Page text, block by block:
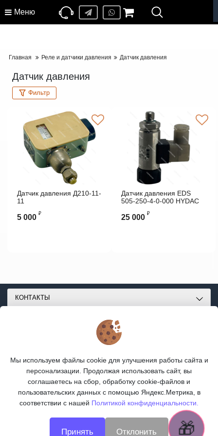
Меню
Главная Реле и датчики давления Датчик давления
Датчик давления
Фильтр
Датчик давления Д210-11-
11
5 000 ₽
Датчик давления EDS
505-250-4-0-000 HYDAC
25 000 ₽
КОНТАКТЫ
МЫ В СОЦСЕТЯХ:
Мы используем файлы cookie для улучшения работы сайта и
персонализации. Продолжая использовать сайт, вы
соглашаетесь на сбор, обработку cookie-файлов и
пользовательских данных с помощью Яндекс.Метрика, в
соответствии с нашей Политикой конфиденциальности.
Принять Отклонить 🎁
🎁